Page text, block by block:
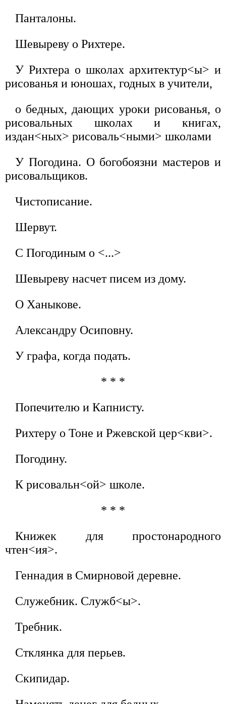
Панталоны.
Шевыреву о Рихтере.
У Рихтера о школах архитектур<ы> и
рисованья и юношах, годных в учители,
о бедных, дающих уроки рисованья, о
рисовальных школах и книгах,
издан<ных> рисоваль<ными> школами
У Погодина. О богобоязни мастеров и
рисовальщиков.
Чистописание.
Шервут.
С Погодиным о <...>
Шевыреву насчет писем из дому.
О Ханыкове.
Александру Осиповну.
У графа, когда подать.
* * *
Попечителю и Капнисту.
Рихтеру о Тоне и Ржевской цер<кви>.
Погодину.
К рисовальн<ой> школе.
* * *
Книжек для простонародного
чтен<ия>.
Геннадия в Смирновой деревне.
Служебник. Служб<ы>.
Требник.
Стклянка для перьев.
Скипидар.